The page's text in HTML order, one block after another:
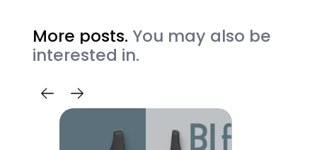
More posts. You may also be
interested in.